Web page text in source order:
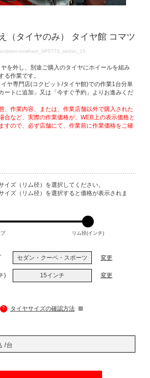
（タイヤのみ） タイヤ館 コマツ
nowheel_SP5773_sedan_15
を外し、別途ご購入のタイヤにホイールを組み
る作業です。
ヤ専門店(コクピット/タイヤ館)での作業1台分単
ートに追加」又は「今すぐ予約」よりお進みくだ
、作業内容、または、作業店舗以外で購入された
合など、実際の作業価格が、WEB上の表示価格と
すので、必ず店舗にて、作業前に作業価格をご確
イズ（リム径）を選択してください。
イズ（リム径）を選択すると価格が表示されま
リム径(インチ)
セダン・クーペ・スポーツ 変更
) 15インチ 変更
? タイヤサイズの確認方法
/台